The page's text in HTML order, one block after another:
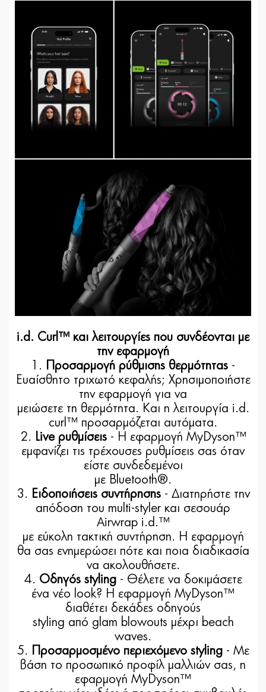
i.d. Curl™ και λειτουργίες που συνδέονται με
την εφαρμογή
1.
Προσαρμογή ρύθμισης θερμότητας -
Ευαίσθητο τριχωτό κεφαλής; Χρησιμοποιήστε
την εφαρμογή για να
μειώσετε τη θερμότητα. Και η λειτουργία i.d.
curl™ προσαρμόζεται αυτόματα.
2. Live ρυθμίσεις- Η εφαρμογή MyDyson™
εμφανίζει τις τρέχουσες ρυθμίσεις σας όταν
είστε συνδεδεμένοι
με Bluetooth®.
3. Ειδοποιήσεις συντήρησης- Διατηρήστε την
απόδοση του multi-styler και σεσουάρ
Airwrap i.d.™
με εύκολη τακτική συντήρηση. Η εφαρμογή
θα σας ενημερώσει πότε και ποια διαδικασία
να ακολουθήσετε.
4. Οδηγός styling - Θέλετε να δοκιμάσετε
ένα νέο look? Η εφαρμογή MyDyson™
διαθέτει δεκάδες οδηγούς
styling από glam blowouts μέχρι beach
waves.
5.
Προσαρμοσμένο περιεχόμενο styling- Με
βάση το προσωπικό προφίλ μαλλιών σας, η
εφαρμογή MyDyson™